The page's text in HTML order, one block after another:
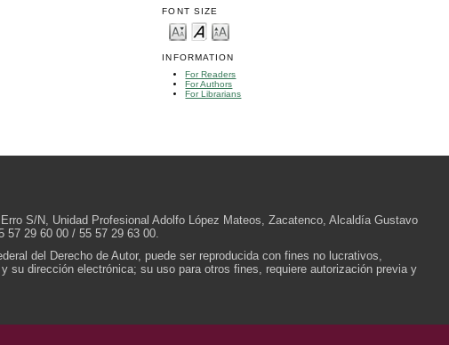
FONT SIZE
INFORMATION
For Readers
For Authors
For Librarians
S/N, Unidad Profesional Adolfo López Mateos, Zacatenco, Alcaldía Gustavo
57 29 60 00 / 55 57 29 63 00.
del Derecho de Autor, puede ser reproducida con fines no lucrativos,
su dirección electrónica; su uso para otros fines, requiere autorización previa y